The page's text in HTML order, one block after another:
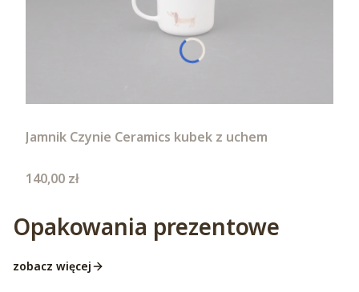
Jamnik Czynie Ceramics kubek z uchem
Cena
140,00 zł
Opakowania prezentowe
zobacz więcej